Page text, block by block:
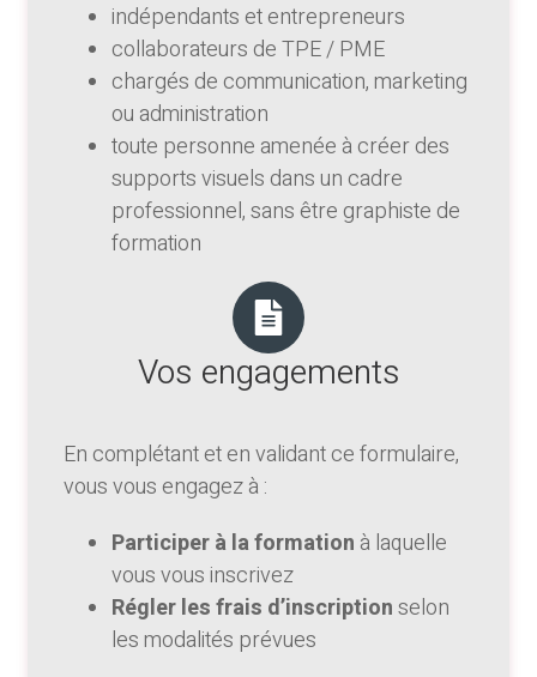
indépendants et entrepreneurs
collaborateurs de TPE / PME
chargés de communication, marketing
ou administration
toute personne amenée à créer des
supports visuels dans un cadre
professionnel, sans être graphiste de
formation
Vos engagements
En complétant et en validant ce formulaire,
vous vous engagez à :
Participer à la formation à laquelle
vous vous inscrivez
Régler les frais d’inscriptionselon
les modalités prévues